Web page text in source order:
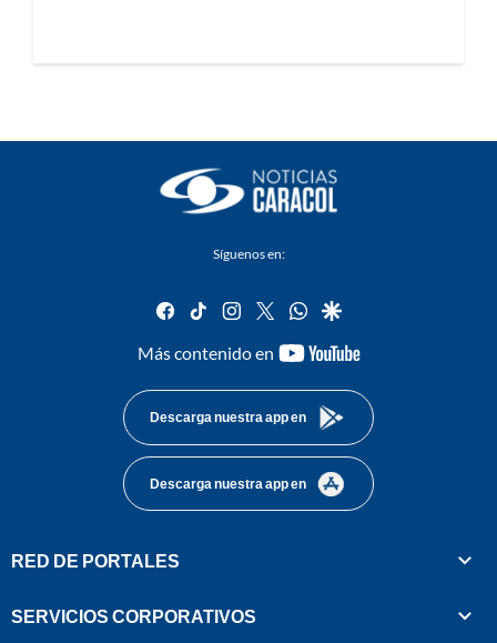
Síguenos en:
facebook
tiktok instagram
twitterwhatsapp
google
Más contenido en
youtube-
Descarga nuestra app en
Descarga nuestra app en
RED DE PORTALES
SERVICIOS CORPORATIVOS